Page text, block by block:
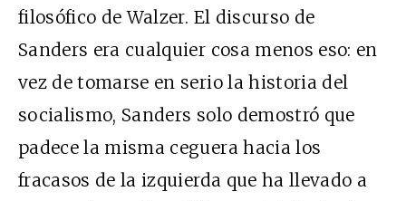
filosófico de Walzer. El discurso de
Sanders era cualquier cosa menos eso: en
vez de tomarse en serio la historia del
socialismo, Sanders solo demostró que
padece la misma ceguera hacia los
fracasos de la izquierda que ha llevado a